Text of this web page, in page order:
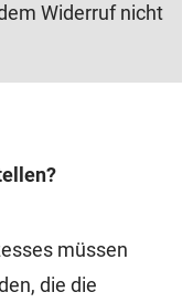
Widerruf nicht
müssen
die die